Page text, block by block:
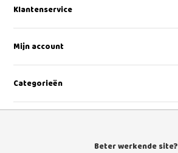
Klantenservice
Mijn account
Categorieën
Beter werkende site?